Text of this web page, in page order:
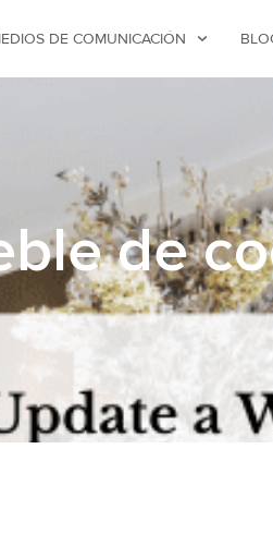
DE COMUNICACIÓN
de